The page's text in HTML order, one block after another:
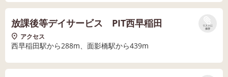
リストに
保存
放課後等デイサービス PIT西早稲田
アクセス
西早稲田駅から288m、面影橋駅から439m